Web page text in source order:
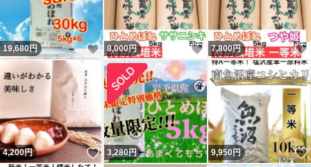
19,680円 いいね！
8,000円 いいね！
7,800円
4,200円 いいね！
3,280円 9,950円